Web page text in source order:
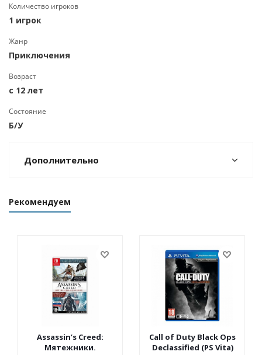
Количество игроков
1 игрок
Жанр
Приключения
Возраст
с 12 лет
Состояние
Б/У
Дополнительно
Рекомендуем
Assassin’s Creed:
Мятежники.
Call of Duty Black Ops
Declassified (PS Vita)